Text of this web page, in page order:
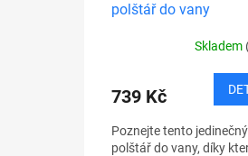
polštář do vany
Skladem
739 Kč
Poznejte tento jedinečný
polštář do vany, díky